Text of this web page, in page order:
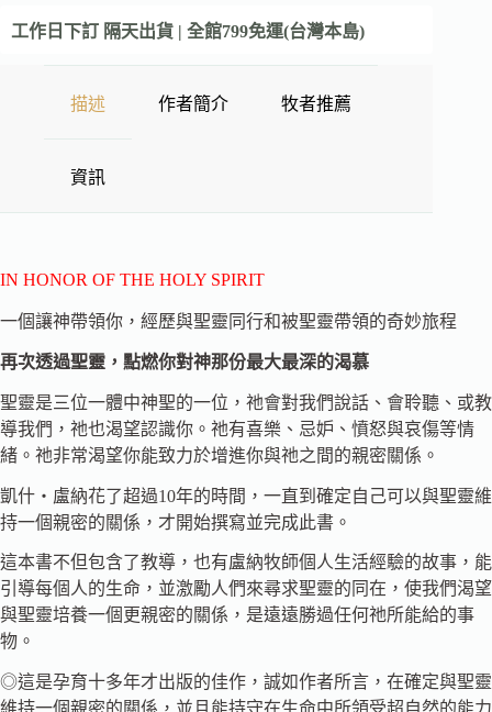
工作日下訂 隔天出貨 | 全館799免運(台灣本島)
描述 作者簡介 牧者推薦
資訊
IN HONOR OF THE HOLY SPIRIT
一個讓神帶領你，經歷與聖靈同行和被聖靈帶領的奇妙旅程
再次透過聖靈，點燃你對神那份最大最深的渴慕
聖靈是三位一體中神聖的一位，祂會對我們說話、會聆聽、或教
導我們，祂也渴望認識你。祂有喜樂、忌妒、憤怒與哀傷等情
緒。祂非常渴望你能致力於增進你與祂之間的親密關係。
凱什‧盧納花了超過10年的時間，一直到確定自己可以與聖靈維
持一個親密的關係，才開始撰寫並完成此書。
這本書不但包含了教導，也有盧納牧師個人生活經驗的故事，能
引導每個人的生命，並激勵人們來尋求聖靈的同在，使我們渴望
與聖靈培養一個更親密的關係，是遠遠勝過任何祂所能給的事
物。
◎這是孕育十多年才出版的佳作，誠如作者所言，在確定與聖靈